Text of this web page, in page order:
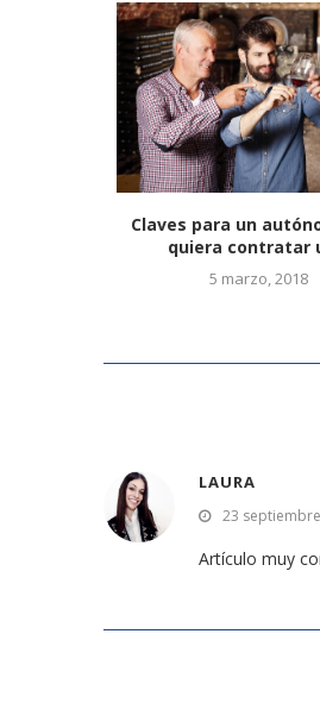
Claves para un
quiera contratar
5 marzo, 2018
LAURA
23
Artículo muy